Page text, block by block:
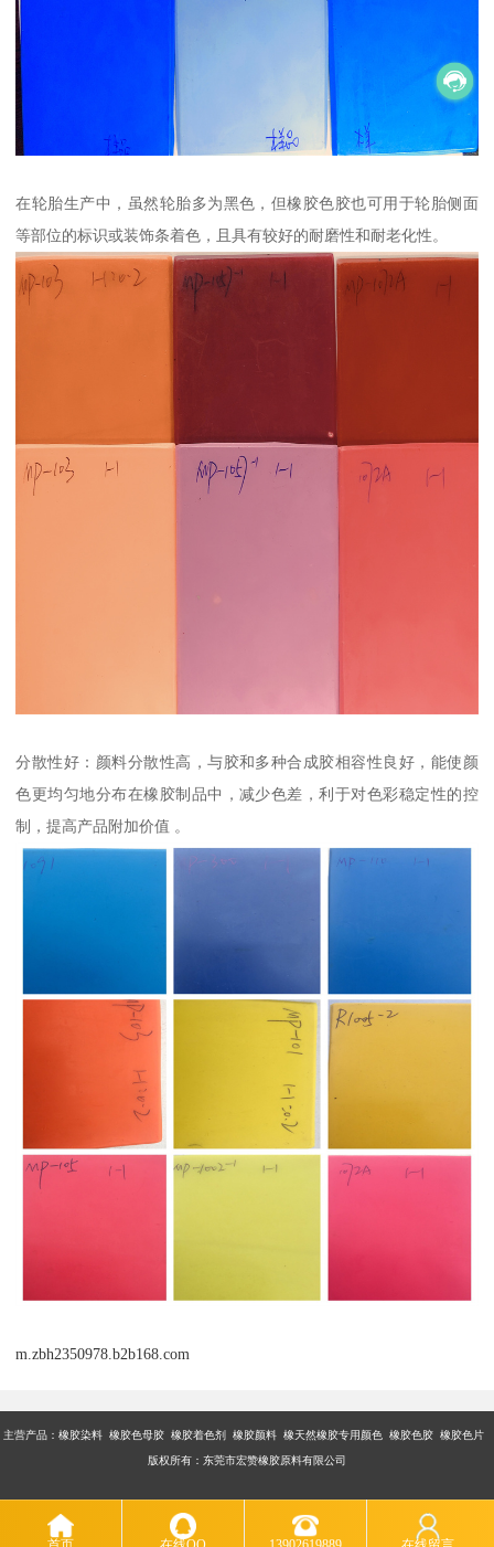
在轮胎生产中，虽然轮胎多为黑色，但橡胶色胶也可用于轮胎侧面
等部位的标识或装饰条着色，且具有较好的耐磨性和耐老化性。
分散性好：颜料分散性高，与胶和多种合成胶相容性良好，能使颜
色更均匀地分布在橡胶制品中，减少色差，利于对色彩稳定性的控
制，提高产品附加价值 。
m.zbh2350978.b2b168.com
主营产品：橡胶染料 橡胶色母胶 橡胶着色剂 橡胶颜料 橡天然橡胶专用颜色 橡胶色胶 橡胶色片
版权所有：东莞市宏赞橡胶原料有限公司